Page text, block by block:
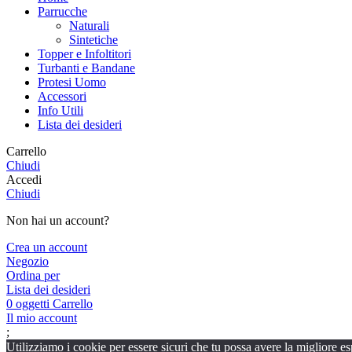
Parrucche
Naturali
Sintetiche
Topper e Infoltitori
Turbanti e Bandane
Protesi Uomo
Accessori
Info Utili
Lista dei desideri
Carrello
Chiudi
Accedi
Chiudi
Non hai un account?
Crea un account
Negozio
Ordina per
Lista dei desideri
0 oggetti Carrello
Il mio account
;
Utilizziamo i cookie per essere sicuri che tu possa avere la migliore